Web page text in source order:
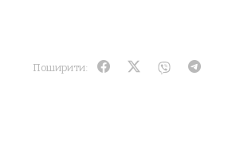
Поширити: